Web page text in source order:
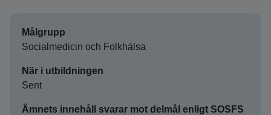
Målgrupp
Socialmedicin och Folkhälsa
När i utbildningen
Sent
Ämnets innehåll svarar mot delmål enligt SOSFS